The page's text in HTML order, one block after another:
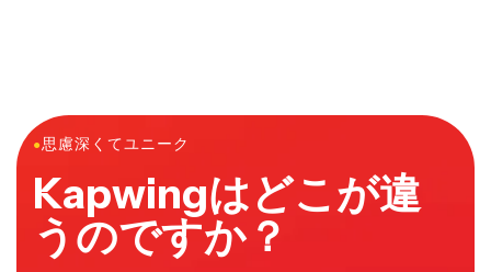
ツールを使ってYouTubeビデオをより速く、より効率的
に編集できます。
●思慮深くてユニーク
Kapwingはどこが違
うのですか？